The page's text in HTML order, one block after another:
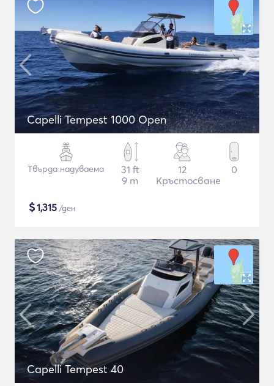
Capelli Tempest 1000 Open
Твърда надуваема
31 ft
9 m
12
Кръстосване
0
$1,315 /ден
Capelli Tempest 40